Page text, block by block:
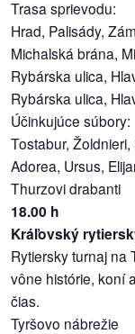
Trasa sprievodu:
Hrad, Palisády,
Michalská brána,
Rybárska ulica,
Rybárska ulica,
Účinkujúce súbory:
Tostabur,
Adorea, Ursus,
Thurzovi drabanti
18.00 h
Kráľovský
Rytiersky turnaj na
vône histórie, koní
čias.
Tyršovo nábrežie